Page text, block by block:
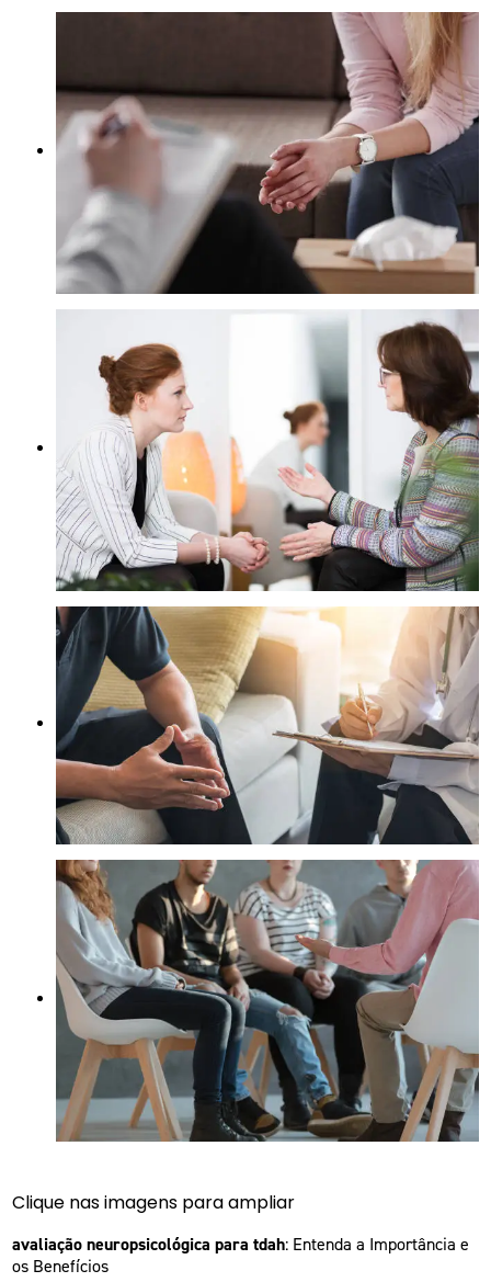
Clique nas imagens para ampliar
avaliação neuropsicológica para tdah: Entenda a Importância e
os Benefícios